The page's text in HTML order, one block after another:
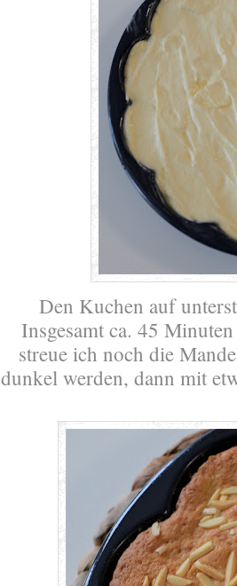
Den Kuchen auf
Insgesamt ca. 45
streue ich noch die
dunkel werden, dann mit